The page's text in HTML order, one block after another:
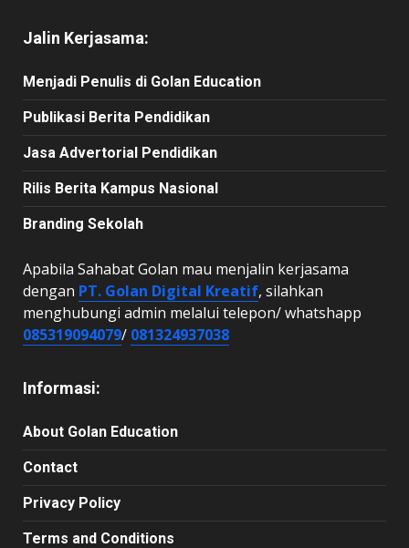
Jalin Kerjasama:
Menjadi Penulis di Golan Education
Publikasi Berita Pendidikan
Jasa Advertorial Pendidikan
Rilis Berita Kampus Nasional
Branding Sekolah
Apabila Sahabat Golan mau menjalin kerjasama
dengan PT. Golan Digital Kreatif, silahkan
menghubungi admin melalui telepon/ whatshapp
085319094079/ 081324937038
Informasi:
About Golan Education
Contact
Privacy Policy
Terms and Conditions